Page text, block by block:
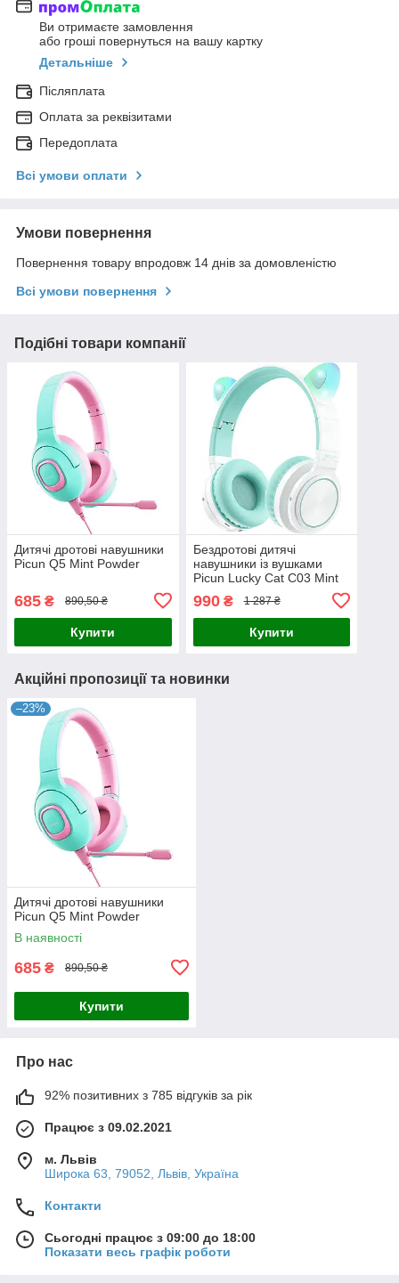
Ви отримаєте замовлення
або гроші повернуться на вашу картку
Детальніше
Післяплата
Оплата за реквізитами
Передоплата
Всі умови оплати
Умови повернення
Повернення товару впродовж 14 днів за домовленістю
Всі умови повернення
Подібні товари компанії
Дитячі дротові навушники
Picun Q5 Mint Powder
685 ₴ 890,50 ₴
Купити
Бездротові дитячі
навушники із вушками
Picun Lucky Cat С03 Mint
990₴ 1 287 ₴
Купити
Акційні пропозиції та новинки
–23%
Дитячі дротові навушники
Picun Q5 Mint Powder
В наявності
685 ₴ 890,50 ₴
Купити
Про нас
92% позитивних з 785 відгуків за рік
Працює з 09.02.2021
м. Львів
Широка 63, 79052, Львів, Україна
Контакти
Сьогодні працює з 09:00 до 18:00
Показати весь графік роботи